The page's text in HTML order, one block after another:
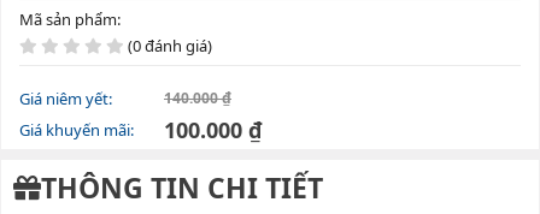
Mã sản phẩm:
(0 đánh giá)
Giá niêm yết: 140.000 ₫
Giá khuyến mãi: 100.000 ₫
THÔNG TIN CHI TIẾT